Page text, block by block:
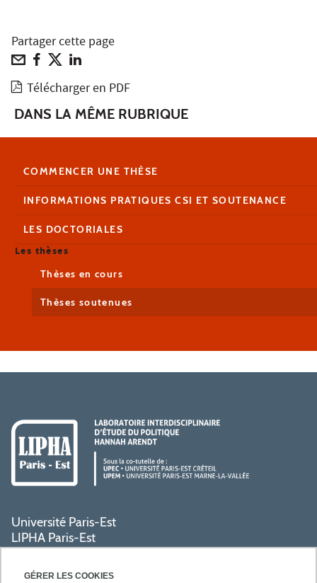
GÉRER LES COOKIES
Partager cette page
Télécharger en PDF
DANS LA MÊME RUBRIQUE
COMMENCER UNE THÈSE
INFORMATIONS PRATIQUES CSI ET SOUTENANCE
LES DOCTORIALES
Les thèses
Thèses en cours
Thèses soutenues
Université Paris-Est
LIPHA Paris-Est
Campus Centre de Créteil
61, avenue du Général de Gaulle